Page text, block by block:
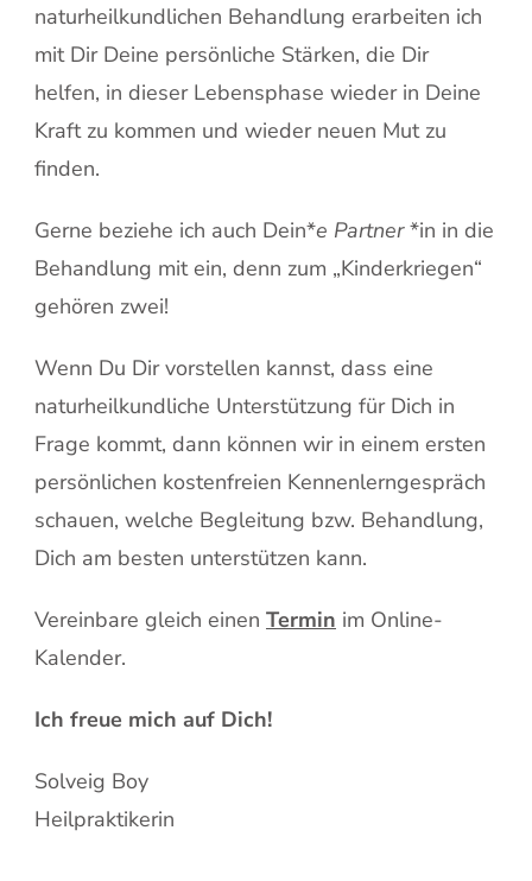
naturheilkundlichen Behandlung erarbeiten ich
mit Dir Deine persönliche Stärken, die Dir
helfen, in dieser Lebensphase wieder in Deine
Kraft zu kommen und wieder neuen Mut zu
finden.
Gerne beziehe ich auch Dein*e Partner*in in die
Behandlung mit ein, denn zum „Kinderkriegen“
gehören zwei!
Wenn Du Dir vorstellen kannst, dass eine
naturheilkundliche Unterstützung für Dich in
Frage kommt, dann können wir in einem ersten
persönlichen kostenfreien Kennenlerngespräch
schauen, welche Begleitung bzw. Behandlung,
Dich am besten unterstützen kann.
Vereinbare gleich einen Termin im Online-
Kalender.
Ich freue mich auf Dich!
Solveig Boy
Heilpraktikerin